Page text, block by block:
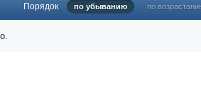
Порядок по убыванию по